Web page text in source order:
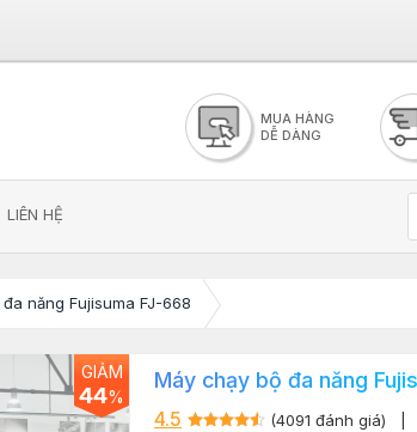
MUA HÀNG
DỄ DÀNG
LIÊN HỆ
năng Fujisuma FJ-668
GIẢM
44%
Máy chạy bộ đa năng
4.5 (4091 đánh giá) |